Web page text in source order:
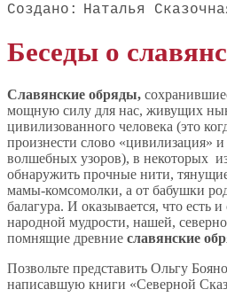
Наталья
Беседы о
Славянские обряды,
мощную силу для нас, живущих
цивилизованного человека (это
произнести слово «цивилизация»
волшебных узоров), в некоторых
обнаружить прочные нити,
мамы-комсомолки, а от бабушки
балагура. И оказывается, что есть
народной мудрости, нашей,
помнящие древние славянские
Позвольте представить Ольгу
написавшую книги «Северной